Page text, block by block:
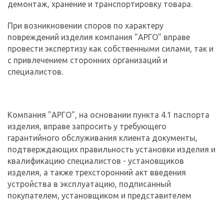
демонтаж, хранение и транспортировку товара.
При возникновении споров по характеру
повреждений изделия компания "АРГО" вправе
провести экспертизу как собственными силами, так и
с привлечением сторонних организаций и
специалистов.
Компания "АРГО", на основании пункта 4.1 паспорта
изделия, вправе запросить у требующего
гарантийного обслуживания клиента документы,
подтверждающих правильность установки изделия и
квалификацию специалистов - установщиков
изделия, а также трехсторонний акт введения
устройства в эксплуатацию, подписанный
покупателем, установщиком и представителем